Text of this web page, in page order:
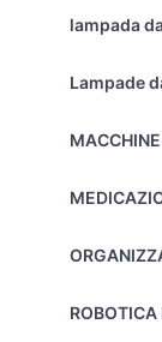
lampada
Lampade
ROBOTICA